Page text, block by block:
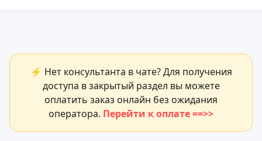
⚡ Нет консультанта в чате? Для получения
доступа в закрытый раздел вы можете
оплатить заказ онлайн без ожидания
оператора. Перейти к оплате ==>>